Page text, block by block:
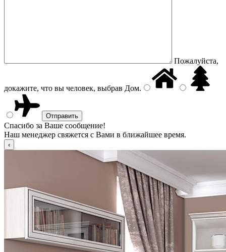
Пожалуйста,
докажите, что вы человек, выбрав Дом.
Спасибо за Ваше сообщение!
Наш менеджер свяжется с Вами в ближайшее время.